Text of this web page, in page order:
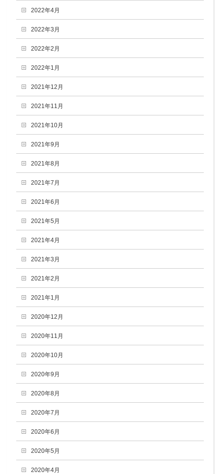
2022年4月
2022年3月
2022年2月
2022年1月
2021年12月
2021年11月
2021年10月
2021年9月
2021年8月
2021年7月
2021年6月
2021年5月
2021年4月
2021年3月
2021年2月
2021年1月
2020年12月
2020年11月
2020年10月
2020年9月
2020年8月
2020年7月
2020年6月
2020年5月
2020年4月